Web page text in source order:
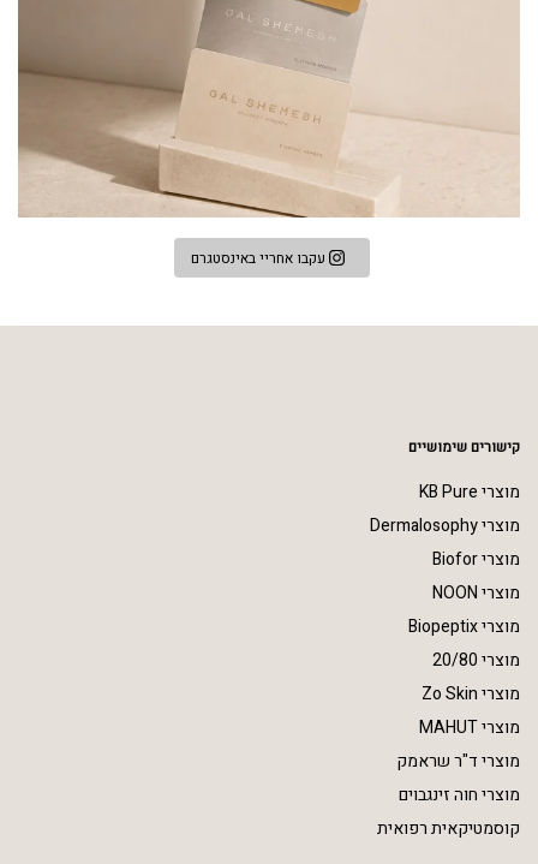
עקבו אחריי באינסטגרם
קישורים שימושיים
מוצרי KB Pure
מוצרי Dermalosophy
מוצרי Biofor
מוצרי NOON
מוצרי Biopeptix
מוצרי 20/80
מוצרי Zo Skin
מוצרי MAHUT
מוצרי ד"ר שראמק
מוצרי חוה זינגבוים
קוסמטיקאית רפואית